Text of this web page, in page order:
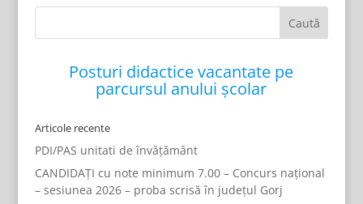
Posturi didactice vacantate pe
parcursul anului școlar
Articole recente
PDI/PAS unitati de învățământ
CANDIDAȚI cu note minimum 7.00 – Concurs național
– sesiunea 2026 – proba scrisă în județul Gorj